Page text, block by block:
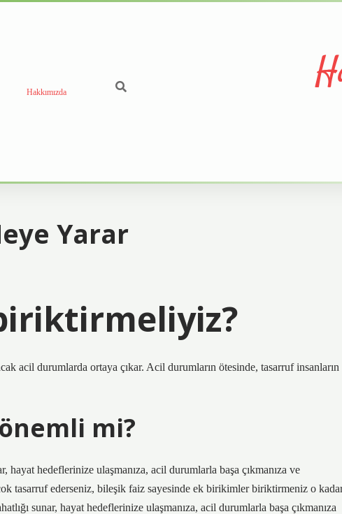
Hakkımızda
Yarar
acil durumlarda ortaya çıkar. Acil durumların ötesinde, tasarruf insanların
mi?
hayat hedeflerinize ulaşmanıza, acil durumlarla başa çıkmanıza ve
tasarruf ederseniz, bileşik faiz sayesinde ek birikimler biriktirmeniz o
sunar, hayat hedeflerinize ulaşmanıza, acil durumlarla başa çıkmanıza